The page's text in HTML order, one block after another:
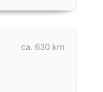
ca. 630 km